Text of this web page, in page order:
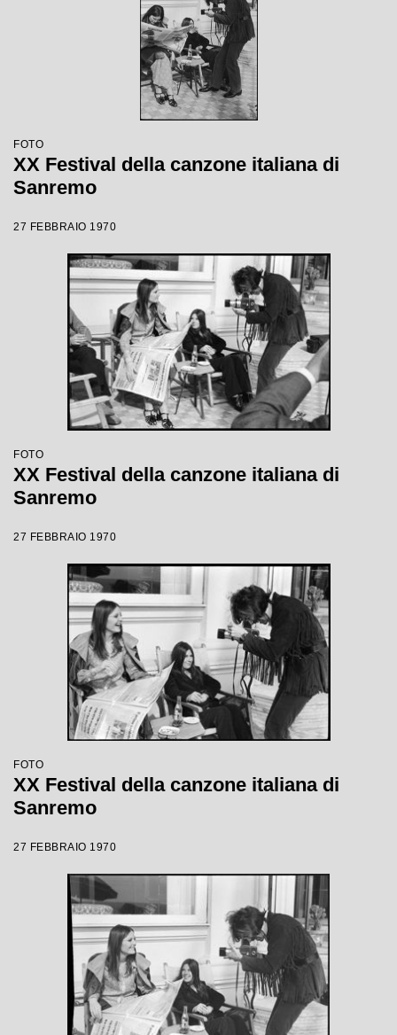
FOTO
XX Festival della canzone italiana di
Sanremo
27 FEBBRAIO 1970
FOTO
XX Festival della canzone italiana di
Sanremo
27 FEBBRAIO 1970
FOTO
XX Festival della canzone italiana di
Sanremo
27 FEBBRAIO 1970